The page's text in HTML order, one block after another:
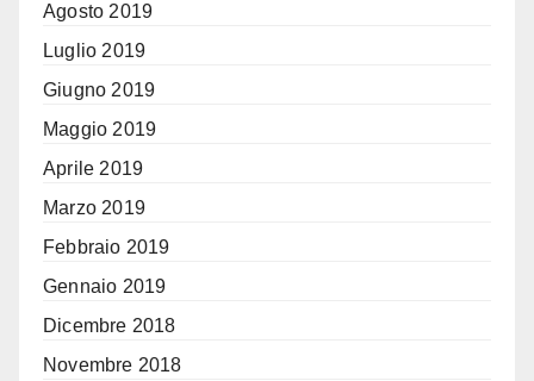
Agosto 2019
Luglio 2019
Giugno 2019
Maggio 2019
Aprile 2019
Marzo 2019
Febbraio 2019
Gennaio 2019
Dicembre 2018
Novembre 2018